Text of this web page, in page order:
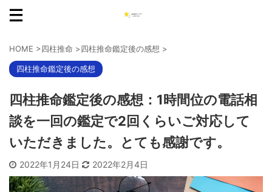
HOME >四柱推命 >四柱推命鑑定後の感想 >
四柱推命鑑定後の感想
四柱推命鑑定後の感想：1時間位の電話相
談を一回の鑑定で2回くらいご対応して
いただきました。とても感謝です。
2022年1月24日 2022年2月4日